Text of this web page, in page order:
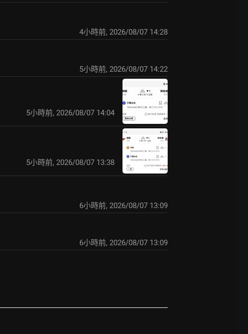
4小時前, 2026/08/07 14:28
5小時前, 2026/08/07 14:22
5小時前, 2026/08/07 14:04
5小時前, 2026/08/07 13:38
6小時前, 2026/08/07 13:09
6小時前, 2026/08/07 13:09